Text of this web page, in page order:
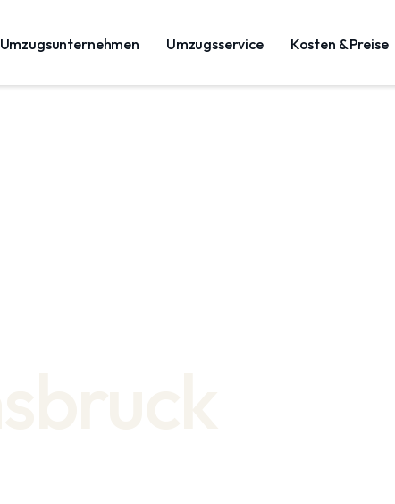
Umzugsunternehmen Umzugsservice Kosten & Preise